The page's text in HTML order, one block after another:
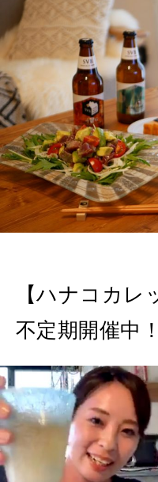
【ハナコカ
不定期開催中！